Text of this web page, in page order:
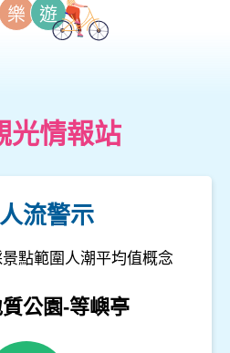
樂 遊
光情報站
人流警示
點範圍人潮平均值概念
-遊客服務中心(室內)